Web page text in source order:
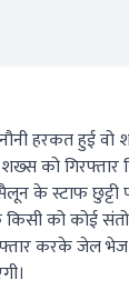
हरकत हुई
को
के स्टाफ
को कोई
करके जेल